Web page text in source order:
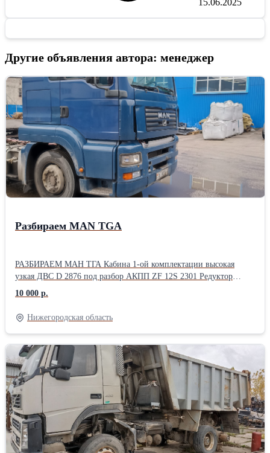
15.06.2025
Другие объявления автора: менеджер
Разбираем МАN TGA
РАЗБИРАЕМ МАН ТГА Кабина 1-ой комплектации высокая
узкая ДВС D 2876 под разбор АКПП ZF 12S 2301 Редуктор
HY1350 перед.3710 ВСЕ запчасти без пробега по Р.Ф.
10 000 р.
Нижегородская область